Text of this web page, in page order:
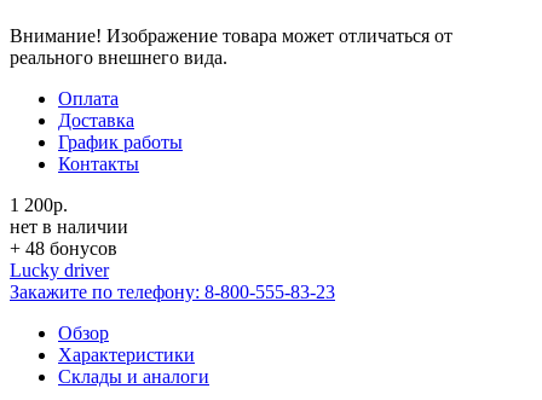
Внимание! Изображение товара может отличаться от
реального внешнего вида.
Оплата
Доставка
График работы
Контакты
1 200р.
нет в наличии
+ 48 бонусов
Lucky driver
Закажите по телефону: 8-800-555-83-23
Обзор
Характеристики
Склады и аналоги